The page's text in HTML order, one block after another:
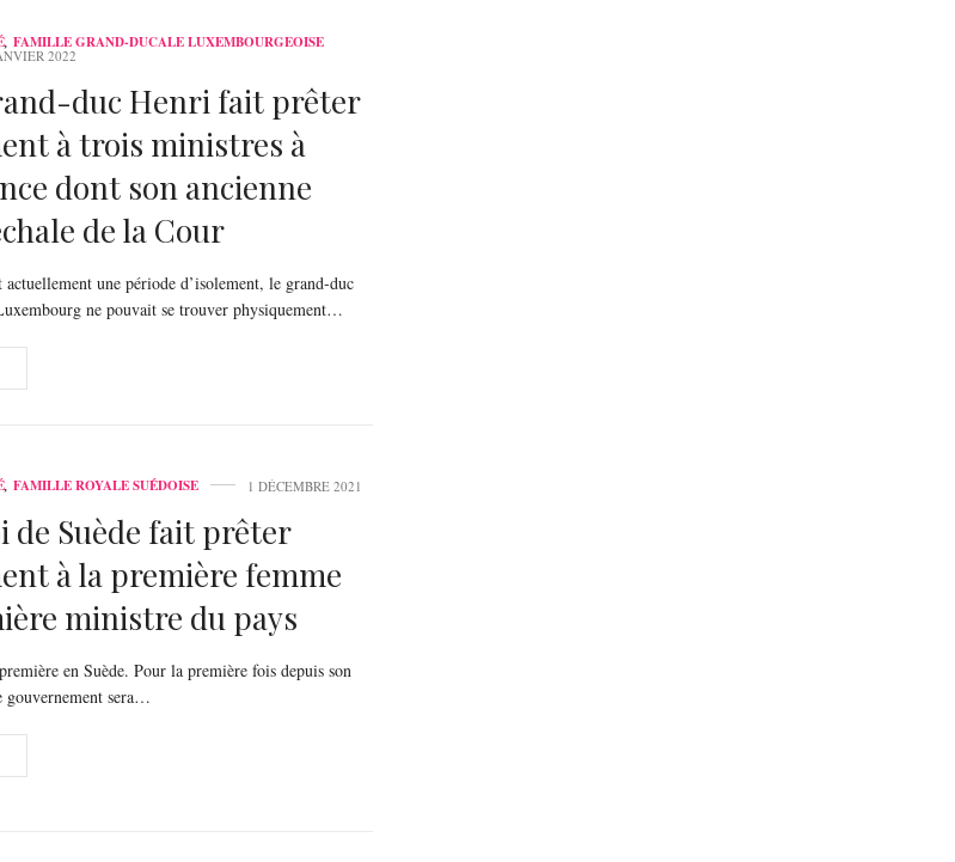
, FAMILLE GRAND-DUCALE LUXEMBOURGEOISE
2022
duc Henri fait prêter
à trois ministres à
dont son ancienne
de la Cour
actuellement une période d’isolement, le grand-duc
ne pouvait se trouver physiquement…
, FAMILLE ROYALE SUÉDOISE 1 DÉCEMBRE 2021
de Suède fait prêter
à la première femme
ministre du pays
en Suède. Pour la première fois depuis son
gouvernement sera…